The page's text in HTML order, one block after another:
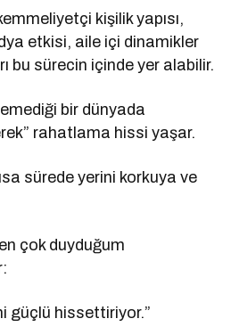
kişilik yapısı,
etkisi, aile içi dinamikler
bu sürecin içinde yer alabilir.
bir dünyada
rahatlama hissi yaşar.
sürede yerini korkuya ve
çok duyduğum
güçlü hissettiriyor.”